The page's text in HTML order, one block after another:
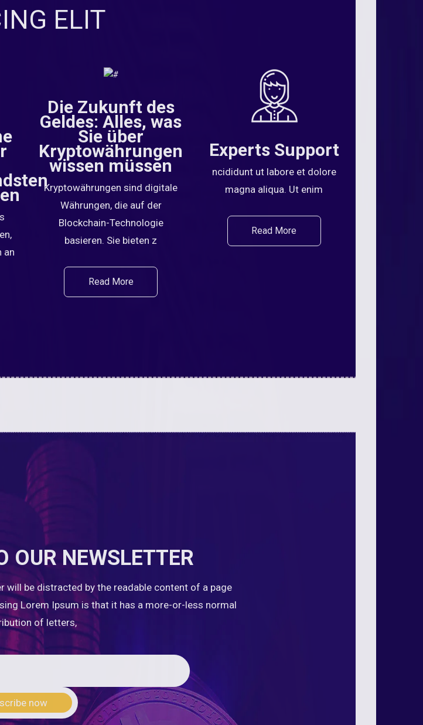
ELIT
an
Die Zukunft des
Geldes: Alles, was
Sie über
Kryptowährungen
wissen müssen
Kryptowährungen sind digitale
Währungen, die auf der
Blockchain-Technologie
basieren. Sie bieten z
Read More
Experts Support
ncididunt ut labore et dolore
magna aliqua. Ut enim
Read More
OUR NEWSLETTER
will be distracted by the readable content of a page
Lorem Ipsum is that it has a more-or-less normal
of letters,
now